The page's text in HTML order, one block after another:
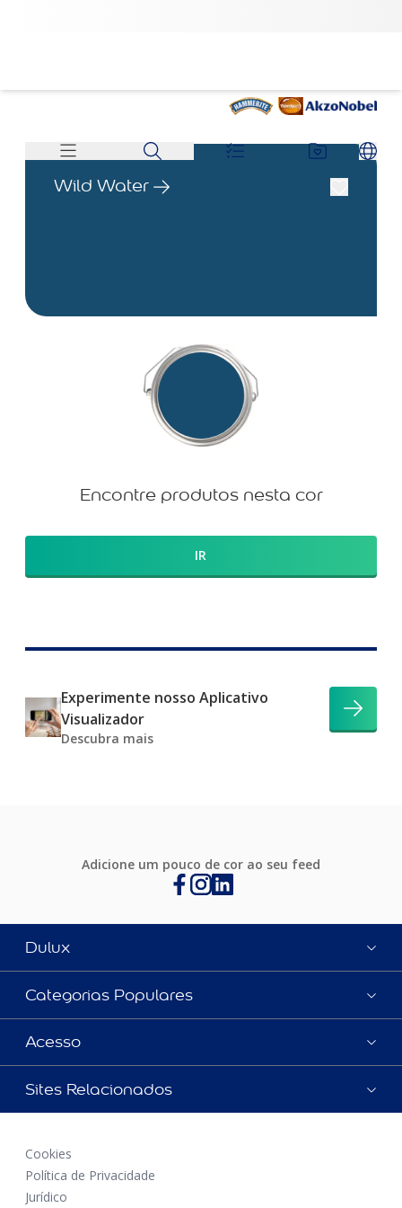
Wild Water
Encontre produtos nesta cor
IR
Experimente nosso Aplicativo
Visualizador
Descubra mais
Adicione um pouco de cor ao seu feed
Dulux
Categorias Populares
Acesso
Sites Relacionados
Cookies
Política de Privacidade
Jurídico